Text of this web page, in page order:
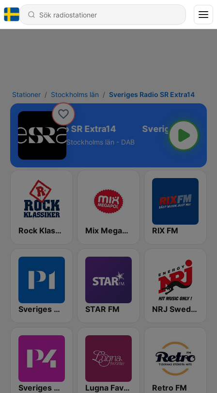
Stationer Stockholms län Sveriges Radio SR Extra14
Sveriges Radio SR Extra14
Stockholms län - DAB
Rock Klassiker Mix Megapol RIX FM
Sveriges Radio P1 STAR FM NRJ Sweden
Sveriges Radio P4 Stockholm Lugna Favoriter Retro FM